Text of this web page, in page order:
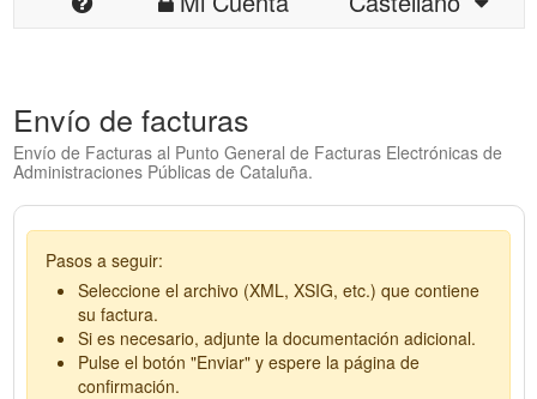
Envío de facturas
Envío de Facturas al Punto General de Facturas Electrónicas de
Administraciones Públicas de Cataluña.
Pasos a seguir:
Seleccione el archivo (XML, XSIG, etc.) que contiene
su factura.
Si es necesario, adjunte la documentación adicional.
Pulse el botón "Enviar" y espere la página de
confirmación.